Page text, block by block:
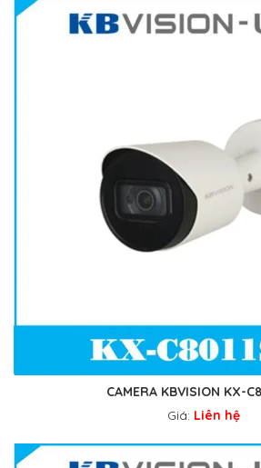
CAMERA KBVISION KX-
Giá: Liên hệ